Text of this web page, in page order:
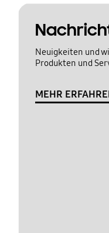
Neuigkeiten und
Produkten und
MEHR